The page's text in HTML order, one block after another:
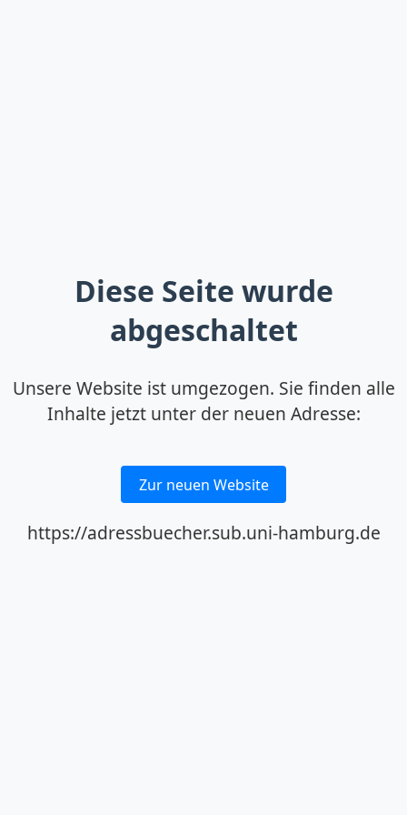
Diese Seite wurde
abgeschaltet
Unsere Website ist umgezogen. Sie finden alle
Inhalte jetzt unter der neuen Adresse:
Zur neuen Website
https://adressbuecher.sub.uni-hamburg.de